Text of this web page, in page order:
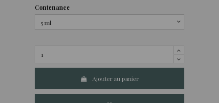
Contenance
Ajouter au panier